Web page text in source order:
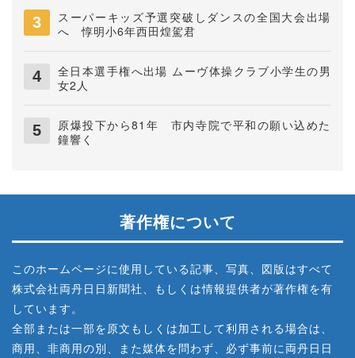
スーパーキッズ予選突破しダンスの全国大会出場
へ 惇明小6年西田煌駕君
全日本選手権へ出場 ムーヴ体操クラブ小学生の男
女2人
原爆投下から81年 市内寺院で平和の願い込めた
鐘響く
著作権について
このホームページに使用している記事、写真、図版はすべて
株式会社両丹日日新聞社、もしくは情報提供者が著作権を有
しています。
全部または一部を原文もしくは加工して利用される場合は、
商用、非商用の別、また媒体を問わず、必ず事前に両丹日日